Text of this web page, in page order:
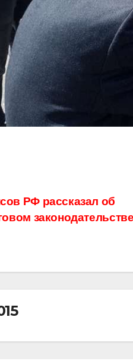
РФ рассказал об
законодательстве